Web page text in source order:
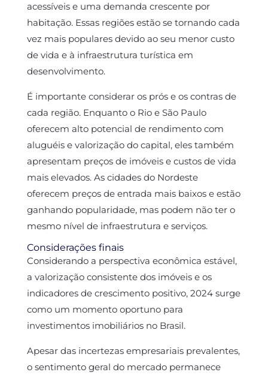
acessíveis e uma demanda crescente por
habitação. Essas regiões estão se tornando cada
vez mais populares devido ao seu menor custo
de vida e à infraestrutura turística em
desenvolvimento.
É importante considerar os prós e os contras de
cada região. Enquanto o Rio e São Paulo
oferecem alto potencial de rendimento com
aluguéis e valorização do capital, eles também
apresentam preços de imóveis e custos de vida
mais elevados. As cidades do Nordeste
oferecem preços de entrada mais baixos e estão
ganhando popularidade, mas podem não ter o
mesmo nível de infraestrutura e serviços.
Considerações finais
Considerando a perspectiva econômica estável,
a valorização consistente dos imóveis e os
indicadores de crescimento positivo, 2024 surge
como um momento oportuno para
investimentos imobiliários no Brasil.
Apesar das incertezas empresariais prevalentes,
o sentimento geral do mercado permanece